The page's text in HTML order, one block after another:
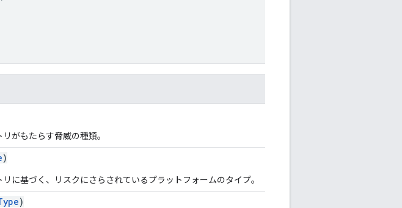
がもたらす脅威の種類。
)
に基づく、リスクにさらされているプラットフォームのタイプ。
)